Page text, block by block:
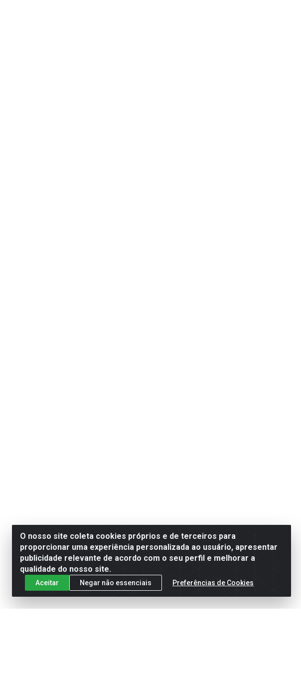
O nosso site coleta cookies próprios e de terceiros para
proporcionar uma experiência personalizada ao usuário, apresentar
publicidade relevante de acordo com o seu perfil e melhorar a
qualidade do nosso site.
Aceitar Negar não essenciais Preferências de Cookies